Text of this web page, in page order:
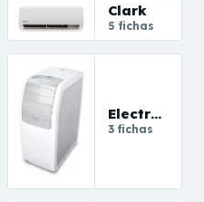
Clark
5 fichas
Electrolux
3 fichas